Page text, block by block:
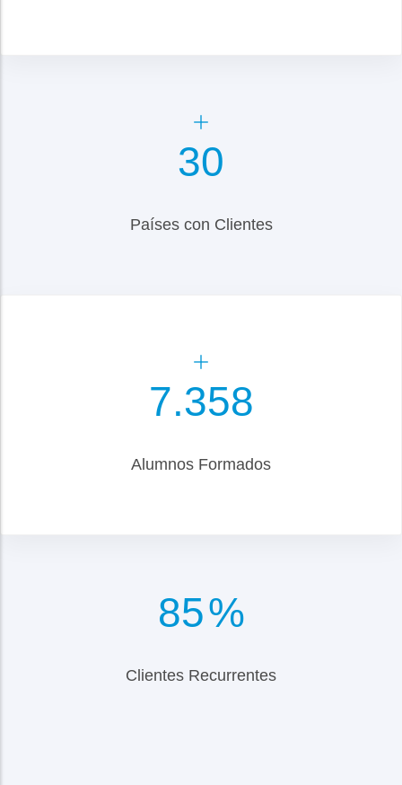
35
Países con Clientes
8.500
Alumnos Formados
98%
Clientes Recurrentes